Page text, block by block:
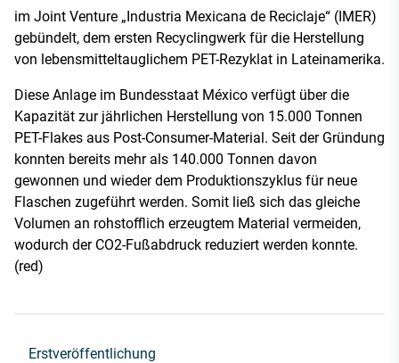
im Joint Venture „Industria Mexicana de Reciclaje“ (IMER)
gebündelt, dem ersten Recyclingwerk für die Herstellung
von lebensmitteltauglichem PET-Rezyklat in Lateinamerika.
Diese Anlage im Bundesstaat México verfügt über die
Kapazität zur jährlichen Herstellung von 15.000 Tonnen
PET-Flakes aus Post-Consumer-Material. Seit der Gründung
konnten bereits mehr als 140.000 Tonnen davon
gewonnen und wieder dem Produktionszyklus für neue
Flaschen zugeführt werden. Somit ließ sich das gleiche
Volumen an rohstofflich erzeugtem Material vermeiden,
wodurch der CO2-Fußabdruck reduziert werden konnte.
(red)
Erstveröffentlichung